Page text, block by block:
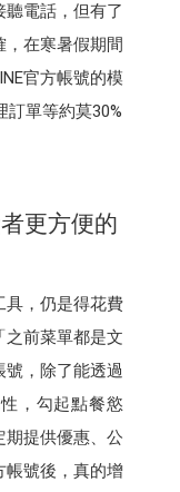
電話，但有了
，在寒暑假期間
官方帳號的模
單等約莫30%
更方便的
具，仍是得花費
之前菜單都是文
號，除了能透過
，勾起點餐慾
期提供優惠、公
帳號後，真的增